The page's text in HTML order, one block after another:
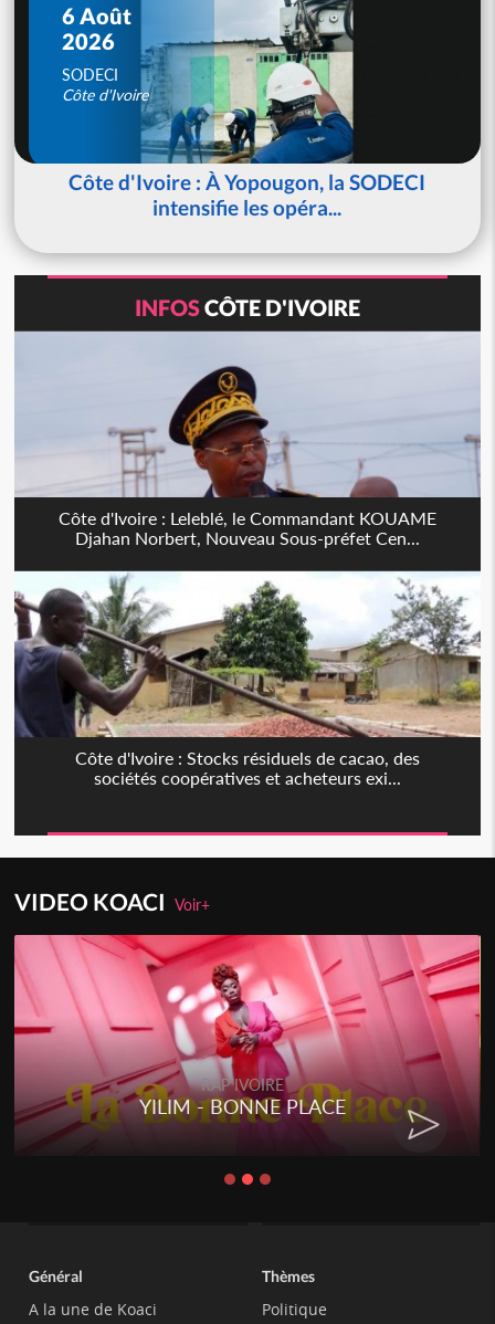
6 Août
2026
SODECI
Côte d'Ivoire
Côte d'Ivoire : À Yopougon, la SODECI
intensifie les opéra...
INFOSCÔTE D'IVOIRE
Côte d'Ivoire : Leleblé, le Commandant KOUAME
Djahan Norbert, Nouveau Sous-préfet Cen...
Côte d'Ivoire : Stocks résiduels de cacao, des
sociétés coopératives et acheteurs exi...
VIDEO KOACIVoir+
RAP IVOIRE
YILIM - BONNE PLACE
Général
A la une de Koaci
Thèmes
Politique